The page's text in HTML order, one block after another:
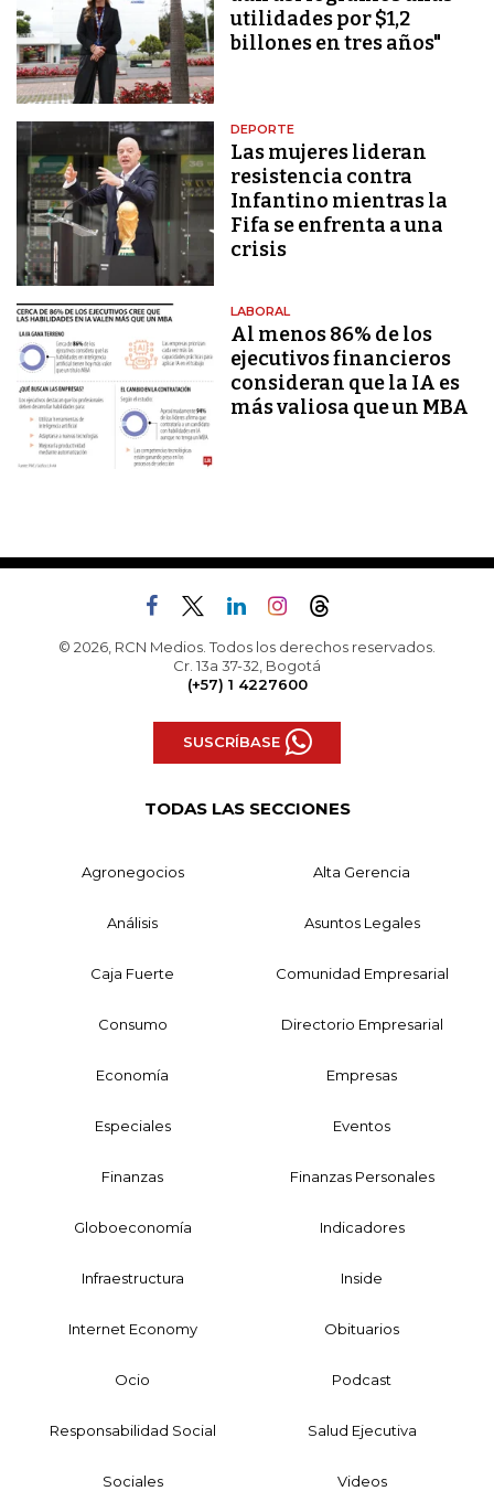
utilidades por $1,2
billones en tres años"
DEPORTE
Las mujeres lideran
resistencia contra
Infantino mientras la
Fifa se enfrenta a una
crisis
LABORAL
Al menos 86% de los
ejecutivos financieros
consideran que la IA es
más valiosa que un MBA
© 2026, RCN Medios. Todos los derechos reservados.
Cr. 13a 37-32, Bogotá
(+57) 1 4227600
SUSCRÍBASE
TODAS LAS SECCIONES
Agronegocios Alta Gerencia
Análisis Asuntos Legales
Caja Fuerte Comunidad Empresarial
Consumo Directorio Empresarial
Economía Empresas
Especiales Eventos
Finanzas Finanzas Personales
Globoeconomía Indicadores
Infraestructura Inside
Internet Economy Obituarios
Ocio Podcast
Responsabilidad Social Salud Ejecutiva
Sociales Videos